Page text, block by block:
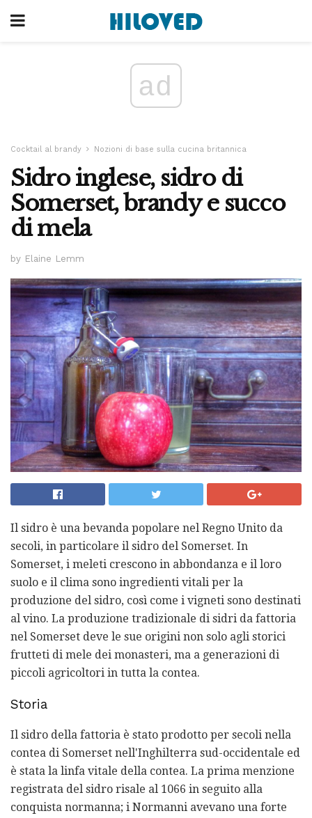
ad
Cocktail al brandy Nozioni di base sulla cucina britannica
Sidro inglese, sidro di
Somerset, brandy e succo
di mela
by Elaine Lemm
Il sidro è una bevanda popolare nel Regno Unito da
secoli, in particolare il sidro del Somerset. In
Somerset, i meleti crescono in abbondanza e il loro
suolo e il clima sono ingredienti vitali per la
produzione del sidro, così come i vigneti sono destinati
al vino. La produzione tradizionale di sidri da fattoria
nel Somerset deve le sue origini non solo agli storici
frutteti di mele dei monasteri, ma a generazioni di
piccoli agricoltori in tutta la contea.
Storia
Il sidro della fattoria è stato prodotto per secoli nella
contea di Somerset nell'Inghilterra sud-occidentale ed
è stata la linfa vitale della contea. La prima menzione
registrata del sidro risale al 1066 in seguito alla
conquista normanna; i Normanni avevano una forte